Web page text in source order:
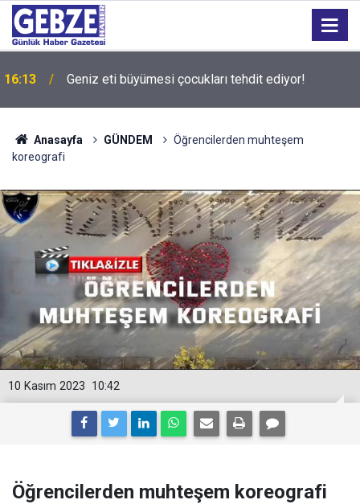
16:13 Geniz eti büyümesi çocukları tehdit ediyor!
15:27 Bilişim 500 Araştırması’nın sonuçları açıklandı
Anasayfa GÜNDEM
Öğrencilerden muhteşem
koreografi
10:42
10 Kasım 2023
Öğrencilerden muhteşem koreografi